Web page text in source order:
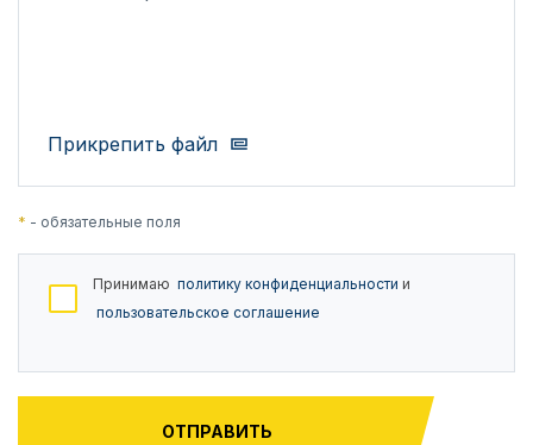
Прикрепить файл
* - обязательные поля
Принимаю политику конфиденциальности и
пользовательское соглашение